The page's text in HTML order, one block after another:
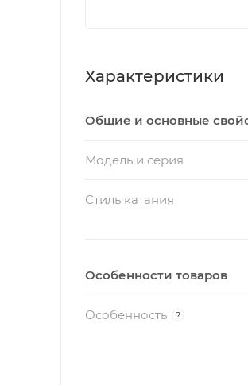
Характеристики
Общие и основные
Модель и серия
Стиль катания
Особенности товаров
Особенность ?